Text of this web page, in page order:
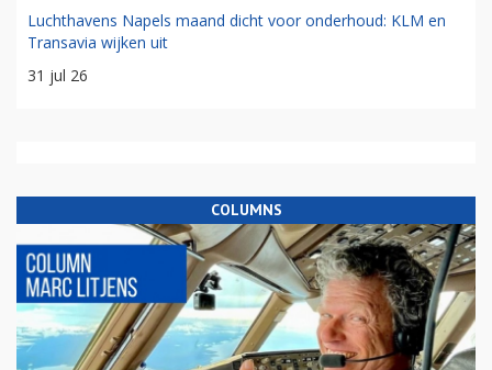
Luchthavens Napels maand dicht voor onderhoud: KLM en
Transavia wijken uit
31 jul 26
COLUMNS